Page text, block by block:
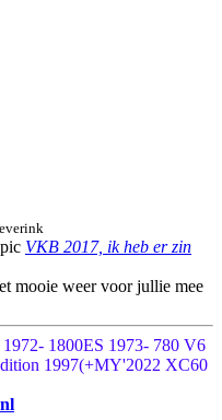
VKB 2017, ik heb er zin
mooie weer voor jullie mee
1800ES 1973- 780 V6
1997(+MY'2022 XC60